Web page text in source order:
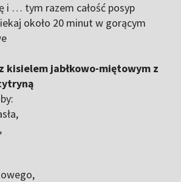
i … tym razem całość posyp
około 20 minut w gorącym
kisielem jabłkowo-miętowym z